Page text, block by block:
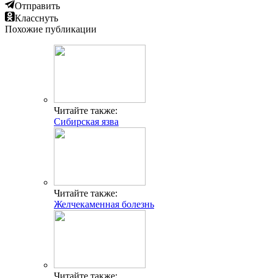
Отправить
Класснуть
Похожие публикации
Читайте также:
Сибирская язва
Читайте также:
Желчекаменная болезнь
Читайте также: